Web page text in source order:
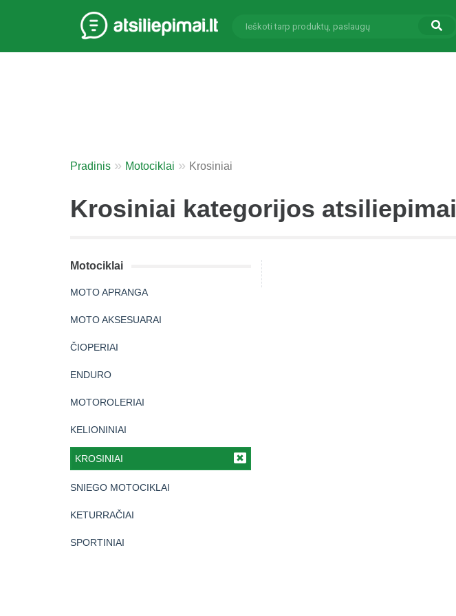
Pradinis Motociklai Krosiniai
Krosiniai kategorijos atsiliepimai
Motociklai
MOTO APRANGA
MOTO AKSESUARAI
ČIOPERIAI
ENDURO
MOTOROLERIAI
KELIONINIAI
KROSINIAI
SNIEGO MOTOCIKLAI
KETURRAČIAI
SPORTINIAI